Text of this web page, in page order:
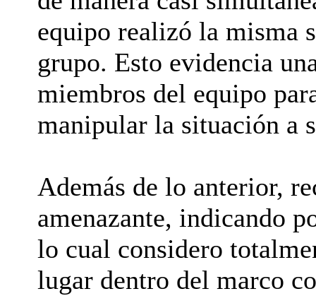
equipo realizó la misma
grupo. Esto evidencia
miembros del equipo
manipular la situación a
Además de lo anterior,
amenazante, indicando
lo cual considero
lugar dentro del marco